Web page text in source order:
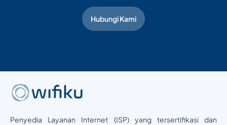
Hubungi Kami
Penyedia Layanan Internet (ISP) yang tersertifikasi dan